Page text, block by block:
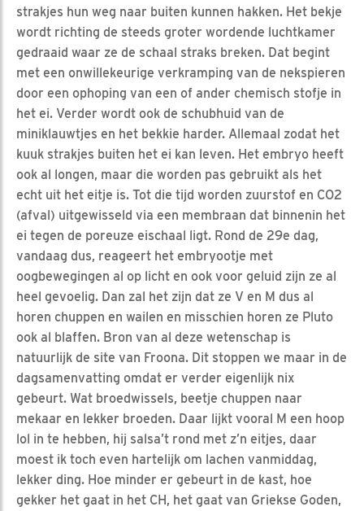
strakjes hun weg naar buiten kunnen hakken. Het bekje
wordt richting de steeds groter wordende luchtkamer
gedraaid waar ze de schaal straks breken. Dat begint
met een onwillekeurige verkramping van de nekspieren
door een ophoping van een of ander chemisch stofje in
het ei. Verder wordt ook de schubhuid van de
miniklauwtjes en het bekkie harder. Allemaal zodat het
kuuk strakjes buiten het ei kan leven. Het embryo heeft
ook al longen, maar die worden pas gebruikt als het
echt uit het eitje is. Tot die tijd worden zuurstof en CO2
(afval) uitgewisseld via een membraan dat binnenin het
ei tegen de poreuze eischaal ligt. Rond de 29e dag,
vandaag dus, reageert het embryootje met
oogbewegingen al op licht en ook voor geluid zijn ze al
heel gevoelig. Dan zal het zijn dat ze V en M dus al
horen chuppen en wailen en misschien horen ze Pluto
ook al blaffen. Bron van al deze wetenschap is
natuurlijk de site van Froona. Dit stoppen we maar in de
dagsamenvatting omdat er verder eigenlijk nix
gebeurt. Wat broedwissels, beetje chuppen naar
mekaar en lekker broeden. Daar lijkt vooral M een hoop
lol in te hebben, hij salsa’t rond met z’n eitjes, daar
moest ik toch even hartelijk om lachen vanmiddag,
lekker ding. Hoe minder er gebeurt in de kast, hoe
gekker het gaat in het CH, het gaat van Griekse Goden,